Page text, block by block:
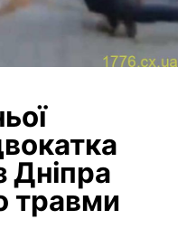
Дніпра
травми